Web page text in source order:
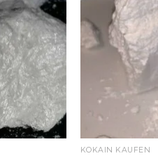
KOKAIN KAUFEN